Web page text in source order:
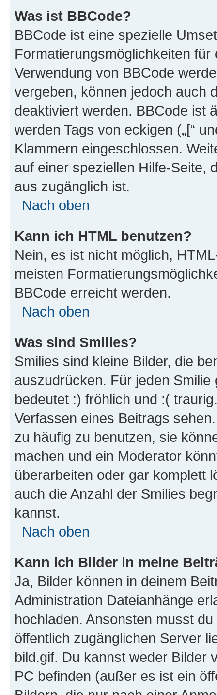
Was ist BBCode?
BBCode ist eine spezielle
Formatierungsmöglichkeiten
Verwendung von BBCode
vergeben, können jedoch auch
deaktiviert werden. BBCode ist
werden Tags von eckigen („[“
Klammern eingeschlossen.
auf einer speziellen Hilfe-Seite,
aus zugänglich ist.
Nach oben
Kann ich HTML benutzen?
Nein, es ist nicht möglich,
meisten
BBCode erreicht werden.
Nach oben
Was sind Smilies?
Smilies sind kleine Bilder, die
auszudrücken. Für jeden
bedeutet :) fröhlich und :(
Verfassen eines Beitrags
zu häufig zu benutzen, sie
machen und ein Moderator
überarbeiten oder gar komplett
auch die Anzahl der Smilies
kannst.
Nach oben
Kann ich Bilder in meine
Ja, Bilder können in deinem
Administration Dateianhänge
hochladen. Ansonsten musst
öffentlich zugänglichen Server
bild.gif. Du kannst weder Bilder
PC befinden (außer es ist ein